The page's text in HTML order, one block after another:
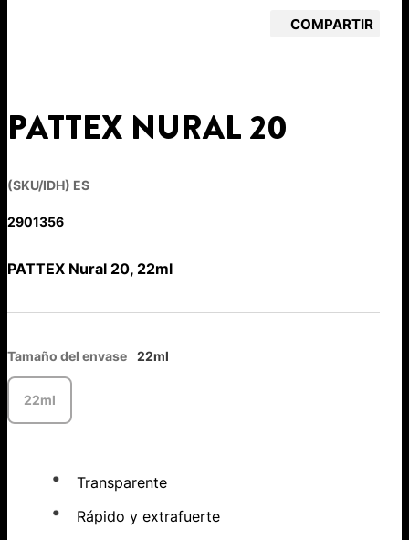
COMPARTIR
PATTEX NURAL 20
(SKU/IDH) ES
2901356
PATTEX Nural 20, 22ml
Tamaño del envase 22ml
22ml
Transparente
Rápido y extrafuerte